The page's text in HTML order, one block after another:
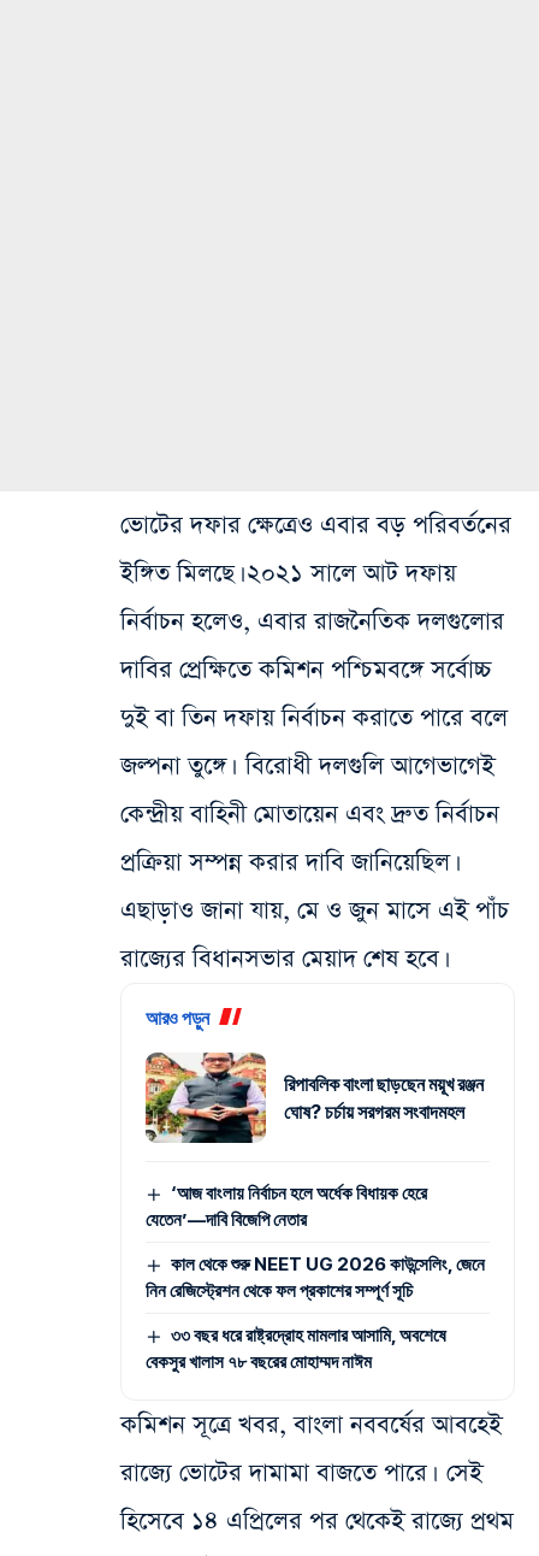
ভোটের দফার ক্ষেত্রেও এবার বড় পরিবর্তনের
ইঙ্গিত মিলছে। ২০২১ সালে আট দফায়
নির্বাচন হলেও, এবার রাজনৈতিক দলগুলোর
দাবির প্রেক্ষিতে কমিশন পশ্চিমবঙ্গে সর্বোচ্চ
দুই বা তিন দফায় নির্বাচন করাতে পারে বলে
জল্পনা তুঙ্গে। বিরোধী দলগুলি আগেভাগেই
কেন্দ্রীয় বাহিনী মোতায়েন এবং দ্রুত নির্বাচন
প্রক্রিয়া সম্পন্ন করার দাবি জানিয়েছিল।
এছাড়াও জানা যায়, মে ও জুন মাসে এই পাঁচ
রাজ্যের বিধানসভার মেয়াদ শেষ হবে।
আরও পড়ুন
রিপাবলিক বাংলা ছাড়ছেন ময়ূখ রঞ্জন
ঘোষ? চর্চায় সরগরম সংবাদমহল
‘আজ বাংলায় নির্বাচন হলে অর্ধেক বিধায়ক হেরে
যেতেন’—দাবি বিজেপি নেতার
কাল থেকে শুরু NEET UG 2026 কাউন্সেলিং, জেনে
নিন রেজিস্ট্রেশন থেকে ফল প্রকাশের সম্পূর্ণ সূচি
৩৩ বছর ধরে রাষ্ট্রদ্রোহ মামলার আসামি, অবশেষে
বেকসুর খালাস ৭৮ বছরের মোহাম্মদ নাঈম
কমিশন সূত্রে খবর, বাংলা নববর্ষের আবহেই
রাজ্যে ভোটের দামামা বাজতে পারে। সেই
হিসেবে ১৪ এপ্রিলের পর থেকেই রাজ্যে প্রথম